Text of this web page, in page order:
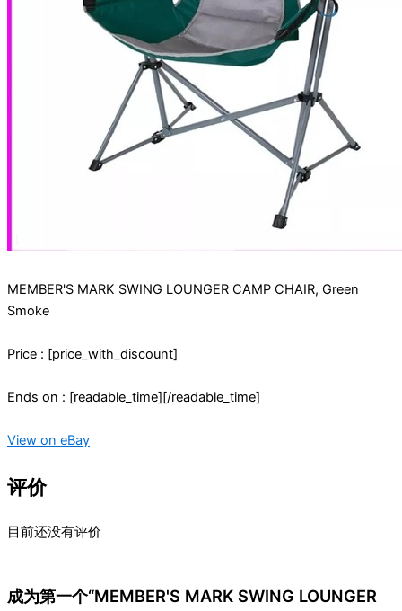
MEMBER'S MARK SWING LOUNGER CAMP CHAIR, Green
Smoke
Price : [price_with_discount]
Ends on : [readable_time][/readable_time]
View on eBay
评价
目前还没有评价
成为第一个“MEMBER'S MARK SWING LOUNGER